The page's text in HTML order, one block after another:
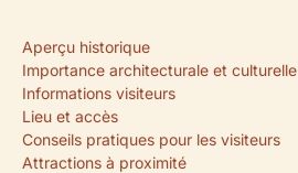
Aperçu historique
Importance architecturale et culturelle
Informations visiteurs
Lieu et accès
Conseils pratiques pour les visiteurs
Attractions à proximité